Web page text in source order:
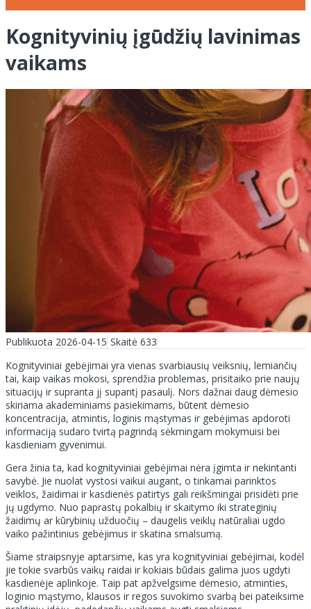
Kognityvinių įgūdžių lavinimas
vaikams
Publikuota 2026-04-15 Skaitė 633
Kognityviniai gebėjimai yra vienas svarbiausių veiksnių, lemiančių
tai, kaip vaikas mokosi, sprendžia problemas, prisitaiko prie naujų
situacijų ir supranta jį supantį pasaulį. Nors dažnai daug dėmesio
skiriama akademiniams pasiekimams, būtent dėmesio
koncentracija, atmintis, loginis mąstymas ir gebėjimas apdoroti
informaciją sudaro tvirtą pagrindą sėkmingam mokymuisi bei
kasdieniam gyvenimui.
Gera žinia ta, kad kognityviniai gebėjimai nėra įgimta ir nekintanti
savybė. Jie nuolat vystosi vaikui augant, o tinkamai parinktos
veiklos, žaidimai ir kasdienės patirtys gali reikšmingai prisidėti prie
jų ugdymo. Nuo paprastų pokalbių ir skaitymo iki strateginių
žaidimų ar kūrybinių užduočių – daugelis veiklų natūraliai ugdo
vaiko pažintinius gebėjimus ir skatina smalsumą.
Šiame straipsnyje aptarsime, kas yra kognityviniai gebėjimai, kodėl
jie tokie svarbūs vaikų raidai ir kokiais būdais galima juos ugdyti
kasdienėje aplinkoje. Taip pat apžvelgsime dėmesio, atminties,
loginio mąstymo, klausos ir regos suvokimo svarbą bei pateiksime